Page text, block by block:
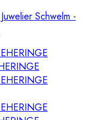
Juwelier Schwelm -